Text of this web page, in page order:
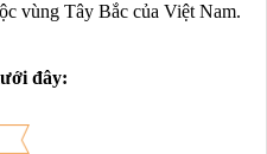
vùng Tây Bắc của Việt Nam.
đây: